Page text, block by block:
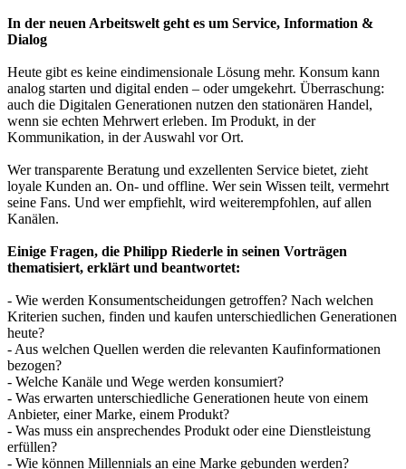
In der neuen Arbeitswelt geht es um Service, Information &
Dialog
Heute gibt es keine eindimensionale Lösung mehr. Konsum kann
analog starten und digital enden – oder umgekehrt. Überraschung:
auch die Digitalen Generationen nutzen den stationären Handel,
wenn sie echten Mehrwert erleben. Im Produkt, in der
Kommunikation, in der Auswahl vor Ort.
Wer transparente Beratung und exzellenten Service bietet, zieht
loyale Kunden an. On- und offline. Wer sein Wissen teilt, vermehrt
seine Fans. Und wer empfiehlt, wird weiter­empfohlen, auf allen
Kanälen.
Einige Fragen, die Philipp Riederle in seinen Vorträgen
thematisiert, erklärt und beantwortet:
- Wie werden Konsumentscheidungen getroffen? Nach welchen
Kriterien suchen, finden und kaufen unterschiedlichen Generationen
heute?
- Aus welchen Quellen werden die relevanten Kaufinformationen
bezogen?
- Welche Kanäle und Wege werden konsumiert?
- Was erwarten unterschiedliche Generationen heute von einem
Anbieter, einer Marke, einem Produkt?
- Was muss ein ansprechendes Produkt oder eine Dienstleistung
erfüllen?
- Wie können Millennials an eine Marke gebunden werden?